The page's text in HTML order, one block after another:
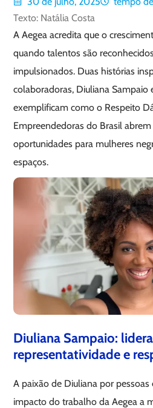
Texto: Natália Costa
A Aegea acredita que o
quando talentos são
impulsionados. Duas histórias
colaboradoras, Diuliana Sampaio
exemplificam como o Respeito
Empreendedoras do Brasil
oportunidades para mulheres
espaços.
Diuliana Sampaio:
representatividade e
A paixão de Diuliana por
impacto do trabalho da Aegea a